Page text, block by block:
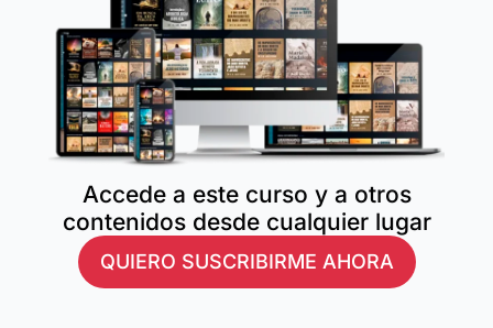
Accede a este curso y a otros
contenidos desde cualquier lugar
QUIERO SUSCRIBIRME AHORA